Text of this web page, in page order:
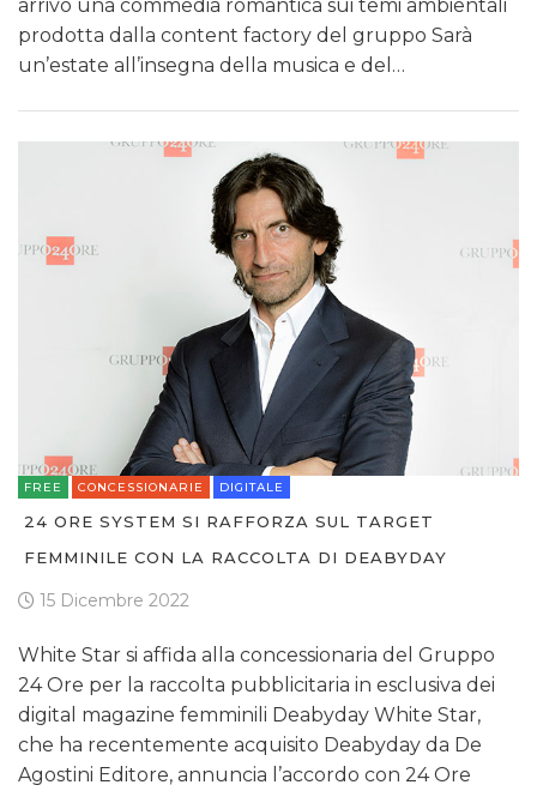
arrivo una commedia romantica sui temi ambientali
prodotta dalla content factory del gruppo Sarà
un’estate all’insegna della musica e del…
FREE CONCESSIONARIE DIGITALE
24 ORE SYSTEM SI RAFFORZA SUL TARGET
FEMMINILE CON LA RACCOLTA DI DEABYDAY
15 Dicembre 2022
White Star si affida alla concessionaria del Gruppo
24 Ore per la raccolta pubblicitaria in esclusiva dei
digital magazine femminili Deabyday White Star,
che ha recentemente acquisito Deabyday da De
Agostini Editore, annuncia l’accordo con 24 Ore